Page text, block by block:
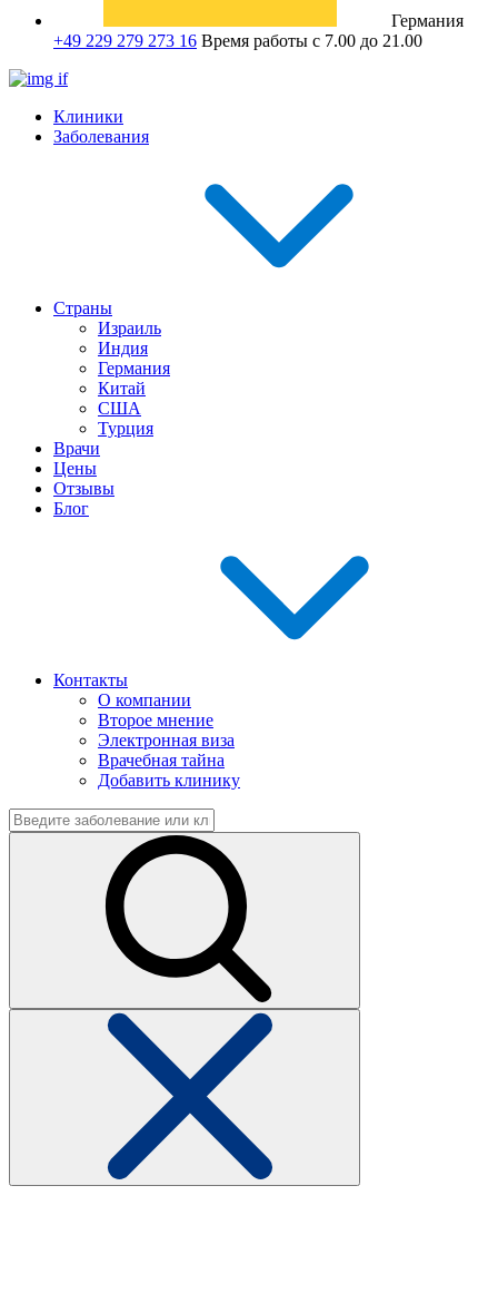
Германия
+49 229 279 273 16 Время работы с 7.00 до 21.00
Клиники
Заболевания
Страны
Израиль
Индия
Германия
Китай
США
Турция
Врачи
Цены
Отзывы
Блог
Контакты
О компании
Второе мнение
Электронная виза
Врачебная тайна
Добавить клинику